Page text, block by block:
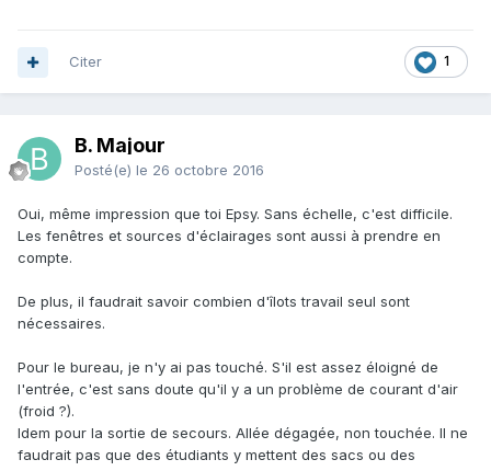
1
Citer
B. Majour
Posté(e) le 26 octobre 2016
Oui, même impression que toi Epsy. Sans échelle, c'est difficile.
Les fenêtres et sources d'éclairages sont aussi à prendre en
compte.
De plus, il faudrait savoir combien d'îlots travail seul sont
nécessaires.
Pour le bureau, je n'y ai pas touché. S'il est assez éloigné de
l'entrée, c'est sans doute qu'il y a un problème de courant d'air
(froid ?).
Idem pour la sortie de secours. Allée dégagée, non touchée. Il ne
faudrait pas que des étudiants y mettent des sacs ou des